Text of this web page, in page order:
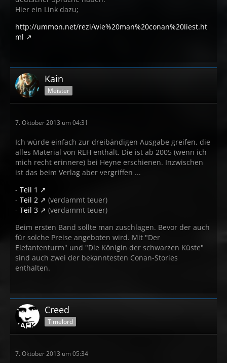
Hier ein Link dazu;
http://ummon.net/rezi/wie%20man%20conan%20liest.ht
ml
Kain
Meister
7. Oktober 2013 um 04:31
Ich würde einfach zur dreibändigen Ausgabe greifen, die
alles Material von REH enthält. Die ist ab 2005 (wenn ich
mich recht erinnere) bei Heyne erschienen. Inzwischen
ist das beim Verlag aber vergriffen ...
- Teil 1
- Teil 2
(verdammt teuer)
- Teil 3
(verdammt teuer)
Beim ersten Band sollte man zuschlagen. Bevor der auch
für solche Preise angeboten wird. Mit "Der
Elefantenturm" und "Die Königin der schwarzen Küste"
sind auch zwei der bekanntesten Conan-Stories
enthalten.
Creed
Timelord
7. Oktober 2013 um 05:34